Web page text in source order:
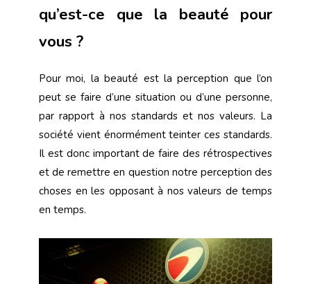
qu’est-ce que la beauté pour
vous ?
Pour moi, la beauté est la perception que l’on
peut se faire d’une situation ou d’une personne,
par rapport à nos standards et nos valeurs. La
société vient énormément teinter ces standards.
Il est donc important de faire des rétrospectives
et de remettre en question notre perception des
choses en les opposant à nos valeurs de temps
en temps.